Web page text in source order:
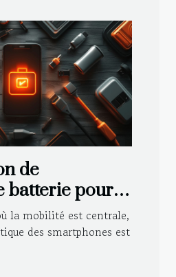
de
batterie pour
les stratégies
moins connues
la mobilité est centrale,
des smartphones est